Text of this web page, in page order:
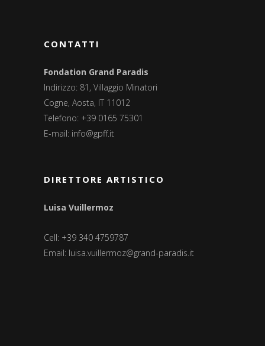
CONTATTI
Fondation Grand Paradis
Indirizzo: 81, Villaggio Minatori
Cogne, Aosta, IT 11012
Telefono: +39 0165 75301
E-mail: info@gpff.it
DIRETTORE ARTISTICO
Luisa Vuillermoz
Cell: +39 340 4759787
Email: luisa.vuillermoz@grand-paradis.it